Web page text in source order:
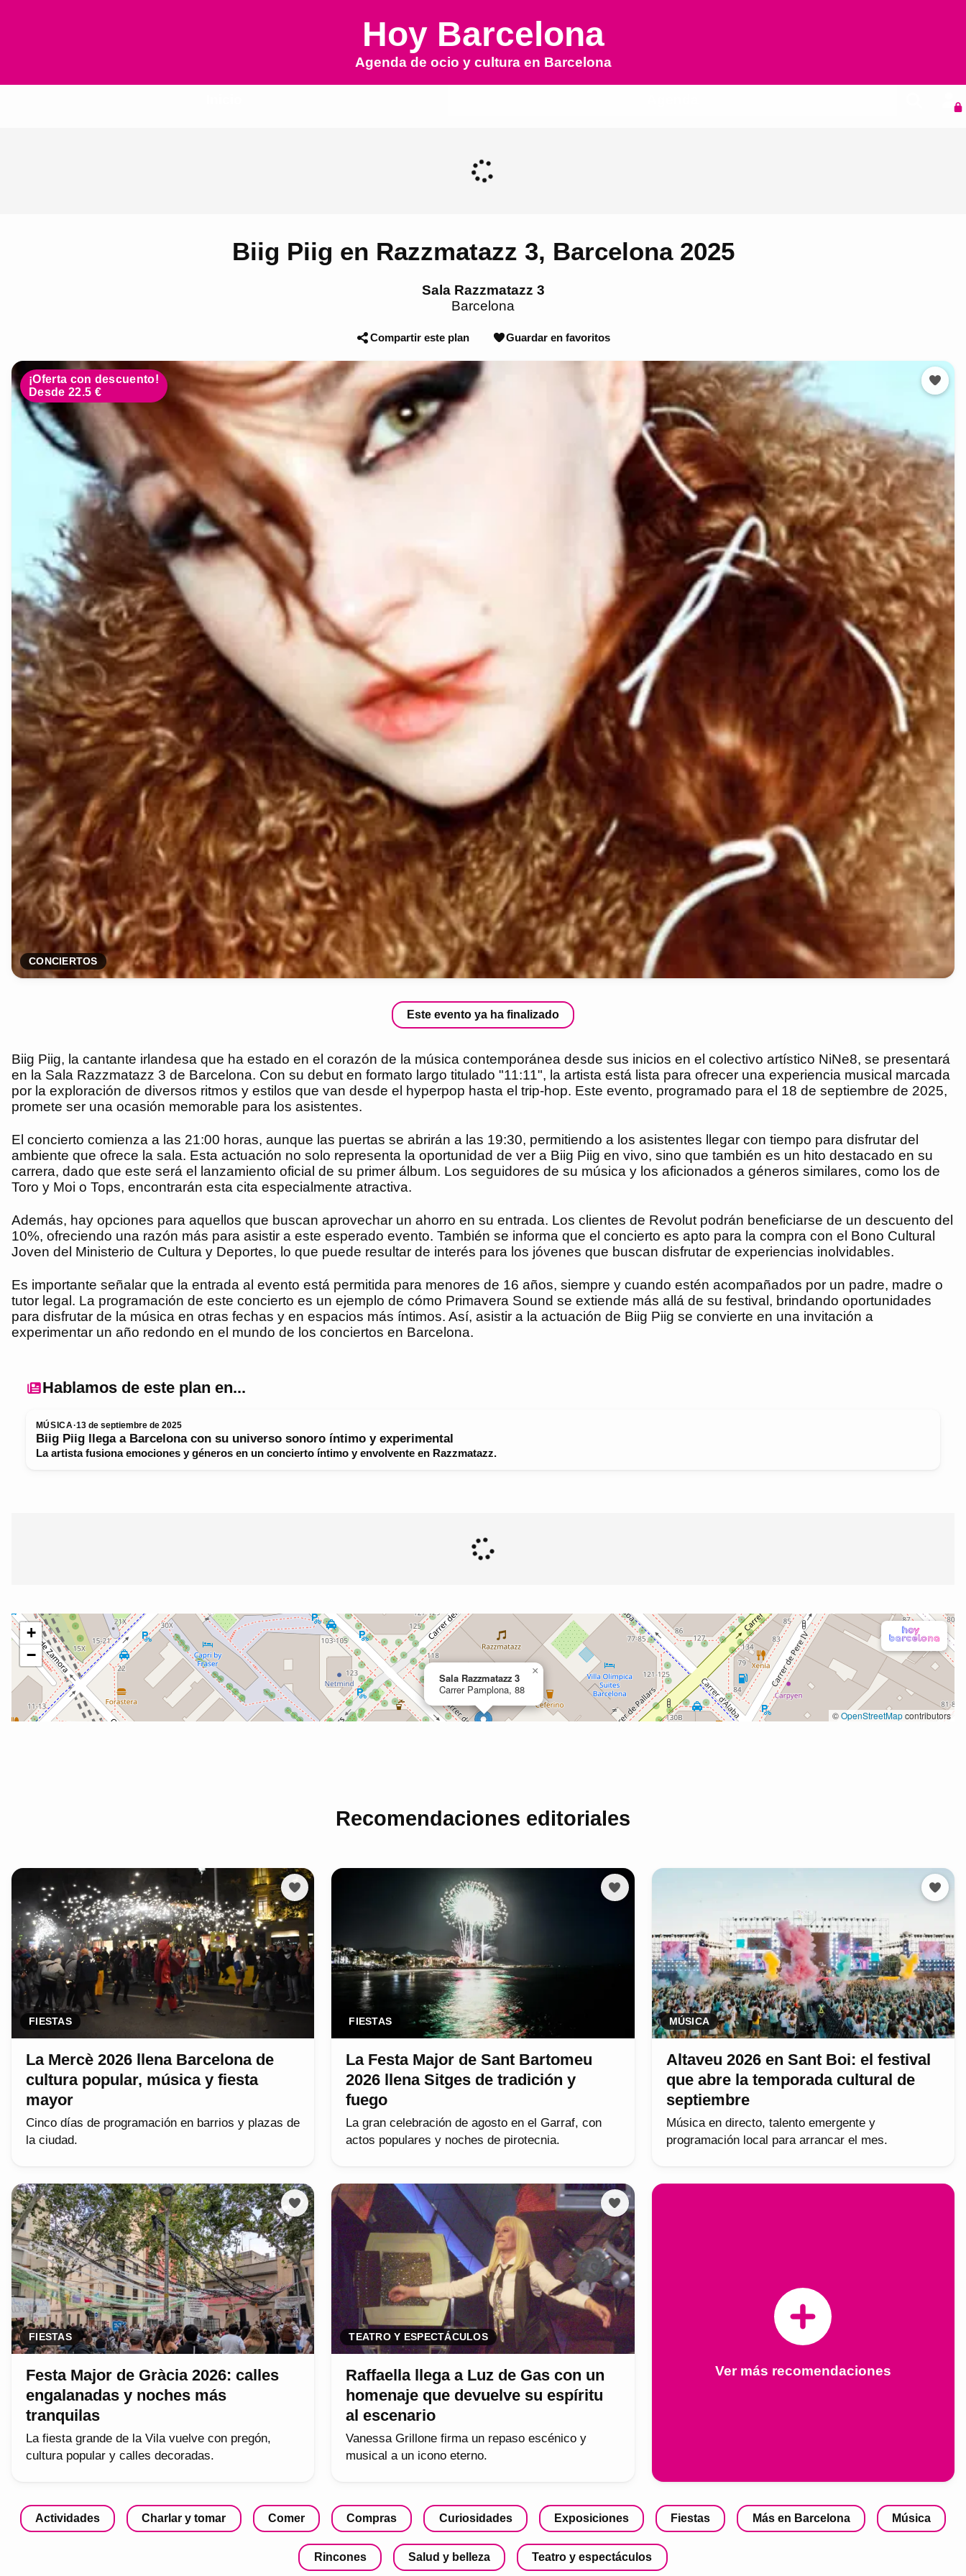
Hoy Barcelona
Agenda de ocio y cultura en Barcelona
Biig Piig en Razzmatazz 3, Barcelona 2025
Sala Razzmatazz 3
Barcelona
Compartir este plan Guardar en favoritos
¡Oferta con descuento!
Desde 22.5 €
CONCIERTOS
Este evento ya ha finalizado
Biig Piig, la cantante irlandesa que ha estado en el corazón de la música contemporánea desde sus inicios en el colectivo artístico NiNe8, se presentará
en la Sala Razzmatazz 3 de Barcelona. Con su debut en formato largo titulado "11:11", la artista está lista para ofrecer una experiencia musical marcada
por la exploración de diversos ritmos y estilos que van desde el hyperpop hasta el trip-hop. Este evento, programado para el 18 de septiembre de 2025,
promete ser una ocasión memorable para los asistentes.
El concierto comienza a las 21:00 horas, aunque las puertas se abrirán a las 19:30, permitiendo a los asistentes llegar con tiempo para disfrutar del
ambiente que ofrece la sala. Esta actuación no solo representa la oportunidad de ver a Biig Piig en vivo, sino que también es un hito destacado en su
carrera, dado que este será el lanzamiento oficial de su primer álbum. Los seguidores de su música y los aficionados a géneros similares, como los de
Toro y Moi o Tops, encontrarán esta cita especialmente atractiva.
Además, hay opciones para aquellos que buscan aprovechar un ahorro en su entrada. Los clientes de Revolut podrán beneficiarse de un descuento del
10%, ofreciendo una razón más para asistir a este esperado evento. También se informa que el concierto es apto para la compra con el Bono Cultural
Joven del Ministerio de Cultura y Deportes, lo que puede resultar de interés para los jóvenes que buscan disfrutar de experiencias inolvidables.
Es importante señalar que la entrada al evento está permitida para menores de 16 años, siempre y cuando estén acompañados por un padre, madre o
tutor legal. La programación de este concierto es un ejemplo de cómo Primavera Sound se extiende más allá de su festival, brindando oportunidades
para disfrutar de la música en otras fechas y en espacios más íntimos. Así, asistir a la actuación de Biig Piig se convierte en una invitación a
experimentar un año redondo en el mundo de los conciertos en Barcelona.
Hablamos de este plan en...
MÚSICA·13 de septiembre de 2025
Biig Piig llega a Barcelona con su universo sonoro íntimo y experimental
La artista fusiona emociones y géneros en un concierto íntimo y envolvente en Razzmatazz.
Recomendaciones editoriales
FIESTAS
La Mercè 2026 llena Barcelona de
cultura popular, música y fiesta
mayor
Cinco días de programación en barrios y plazas de
la ciudad.
FIESTAS
La Festa Major de Sant Bartomeu
2026 llena Sitges de tradición y
fuego
La gran celebración de agosto en el Garraf, con
actos populares y noches de pirotecnia.
MÚSICA
Altaveu 2026 en Sant Boi: el festival
que abre la temporada cultural de
septiembre
Música en directo, talento emergente y
programación local para arrancar el mes.
FIESTAS
Festa Major de Gràcia 2026: calles
engalanadas y noches más
tranquilas
La fiesta grande de la Vila vuelve con pregón,
cultura popular y calles decoradas.
TEATRO Y ESPECTÁCULOS
Raffaella llega a Luz de Gas con un
homenaje que devuelve su espíritu
al escenario
Vanessa Grillone firma un repaso escénico y
musical a un icono eterno.
Ver más recomendaciones
Actividades Charlar y tomar Comer Compras Curiosidades Exposiciones Fiestas Más en Barcelona Música
Rincones Salud y belleza Teatro y espectáculos